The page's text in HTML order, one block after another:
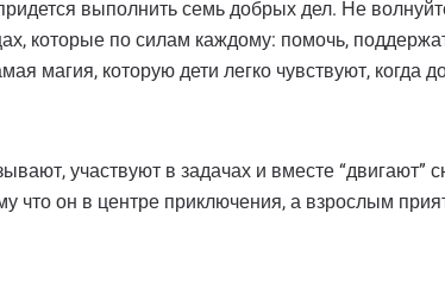
выполнить семь добрых дел. Не
которые по силам каждому: помочь,
магия, которую дети легко чувствуют, когда
участвуют в задачах и вместе “двигают”
что он в центре приключения, а взрослым